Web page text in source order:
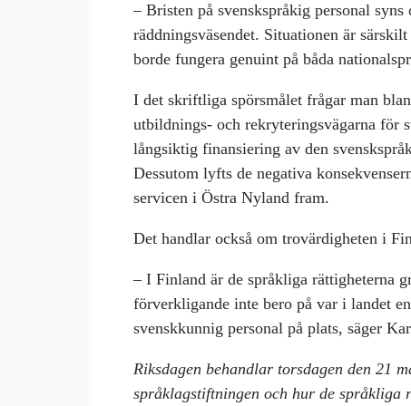
– Bristen på svenskspråkig personal
räddningsväsendet. Situationen är
borde fungera genuint på båda
I det skriftliga spörsmålet frågar man
utbildnings- och rekryteringsvägarna för
långsiktig finansiering av den
Dessutom lyfts de negativa
servicen i Östra Nyland fram.
Det handlar också om trovärdigheten i
– I Finland är de språkliga rättigheterna
förverkligande inte bero på var i landet
svenskkunnig personal på plats, säger
Riksdagen behandlar torsdagen den 21
språklagstiftningen och hur de